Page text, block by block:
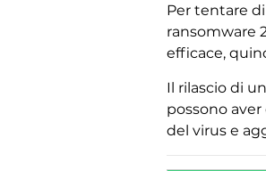
Per tentare
ransomware
efficace,
Il rilascio di
possono
del virus e